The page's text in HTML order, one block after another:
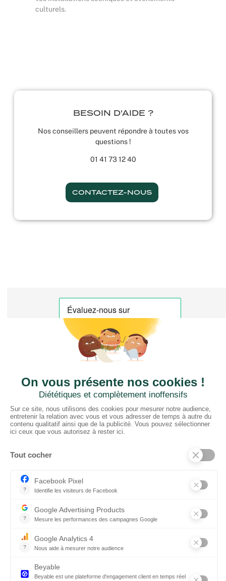
culturels.
BESOIN D'AIDE ?
Nos conseillers peuvent répondre à toutes vos
questions !
01 41 73 12 40
CONTACTEZ-NOUS
CTN FRANCE
2 rue du Puits Dixme 604
94310 ORLY
01 41 73 12 40
Horaires :
Retrait Dépôt : 08h30-12h00; 13h30-17h30
PRODUITS
Tissus
Tissus scénique
Plafonds
Murs
ElKarton
Accessoires
AUTRES
Entrepôt Lyon
Réalisations
SUIVEZ-NOUS !